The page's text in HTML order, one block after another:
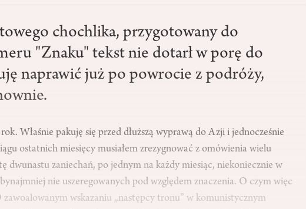
chochlika, przygotowany do
"Znaku" tekst nie dotarł w porę do
naprawić już po powrocie z podróży,
Właśnie pakuję się przed dłuższą wyprawą do Azji i jednocześnie
ostatnich miesięcy musiałem zrezygnować z omówienia wielu
dwunastu zaniechań, po jednym na każdy miesiąc, niekoniecznie w
nie uszeregowanych pod względem znaczenia. O czym więc
zawoalowanym wskazaniu „następcy tronu” w komunistycznym